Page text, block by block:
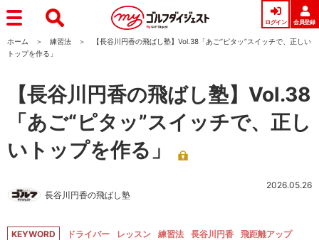
ログイン 会員登録
ホーム 練習法
【長谷川円香の飛ばし塾】Vol.38「あご“ピタッ”スイッチで、正しい
トップを作る」
【長谷川円香の飛ばし塾】Vol.38
「あご“ピタッ”スイッチで、正し
いトップを作る」
長谷川円香の飛ばし塾
2026.05.26
KEYWORD ドライバー レッスン 練習法 長谷川円香 飛距離アップ